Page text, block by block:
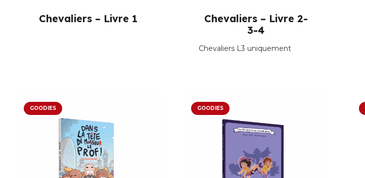
Chevaliers – Livre 1
Chevaliers – Livre 2-
3-4
Chevaliers L3 uniquement
GOODIES GOODIES